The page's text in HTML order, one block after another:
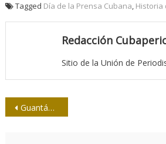
Tagged Día de la Prensa Cubana, Historia
Redacción
Sitio de la Unión de
Navegación
Guantánamo: Retos y lauros para la prensa en su día